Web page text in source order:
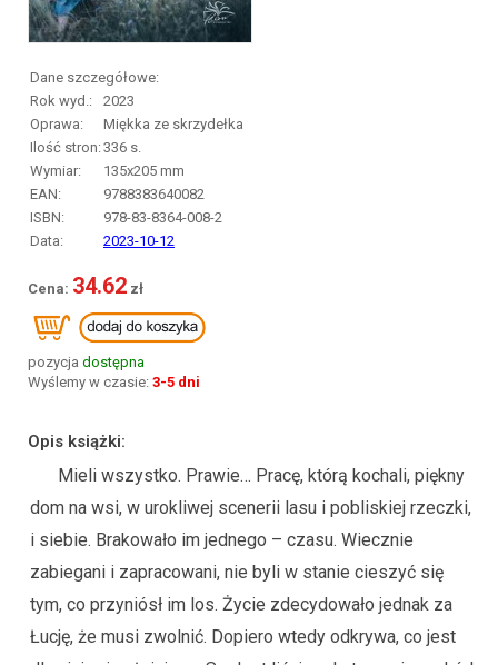
Dane szczegółowe:
Rok wyd.:
2023
Oprawa:
Miękka ze skrzydełka
Ilość stron: 336 s.
Wymiar:
135x205 mm
EAN:
9788383640082
ISBN:
978-83-8364-008-2
Data:
2023-10-12
34.62
pozycja dostępna
Wyślemy w czasie: 3-5 dni
Opis książki:
Mieli wszystko. Prawie… Pracę, którą kochali, piękny
dom na wsi, w urokliwej scenerii lasu i pobliskiej rzeczki,
i siebie. Brakowało im jednego – czasu. Wiecznie
zabiegani i zapracowani, nie byli w stanie cieszyć się
tym, co przyniósł im los. Życie zdecydowało jednak za
Łucję, że musi zwolnić. Dopiero wtedy odkrywa, co jest